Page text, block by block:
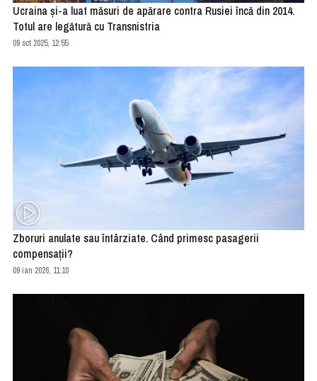
Ucraina şi-a luat măsuri de apărare contra Rusiei încă din 2014.
Totul are legătură cu Transnistria
09 oct 2025, 12:55
Zboruri anulate sau întârziate. Când primesc pasagerii
compensaţii?
09 ian 2026, 11:10